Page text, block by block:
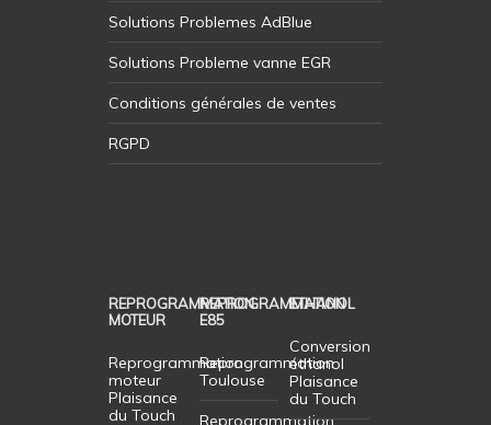
Solutions Problemes AdBlue
Solutions Probleme vanne EGR
Conditions générales de ventes
RGPD
REPROGRAMMATION
MOTEUR
Reprogrammation
moteur
Plaisance
du Touch
REPROGRAMMATION
E85
Reprogrammation
Toulouse
Reprogrammation
ETHANOL
Conversion
éthanol
Plaisance
du Touch